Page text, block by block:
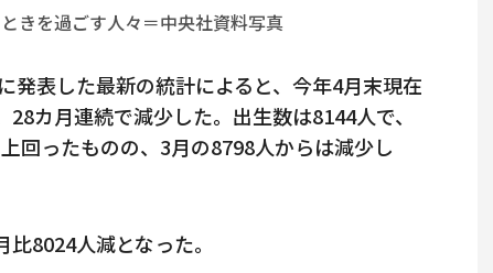
きを過ごす人々＝中央社資料写真
発表した最新の統計によると、今年4月末現在
カ月連続で減少した。出生数は8144人で、
回ったものの、3月の8798人からは減少し
8024人減となった。